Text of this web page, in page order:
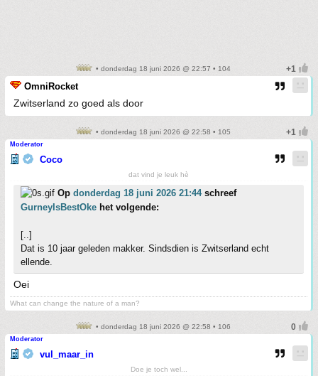
• donderdag 18 juni 2026 @ 22:57 • 104
OmniRocket
Zwitserland zo goed als door
• donderdag 18 juni 2026 @ 22:58 • 105
Moderator
Coco
dat vind je leuk hè
Op donderdag 18 juni 2026 21:44schreef
GurneyIsBestOke het volgende:
[..]
Dat is 10 jaar geleden makker. Sindsdien is Zwitserland echt
ellende.
Oei
What can change the nature of a man?
• donderdag 18 juni 2026 @ 22:58 • 106
Moderator
vul_maar_in
Doe je toch wel...